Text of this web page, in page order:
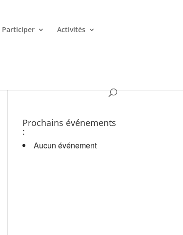
Participer Activités
Prochains événements
:
Aucun événement